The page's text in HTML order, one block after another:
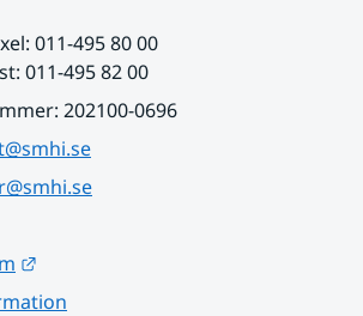
011-495 80 00
011-495 82 00
202100-0696